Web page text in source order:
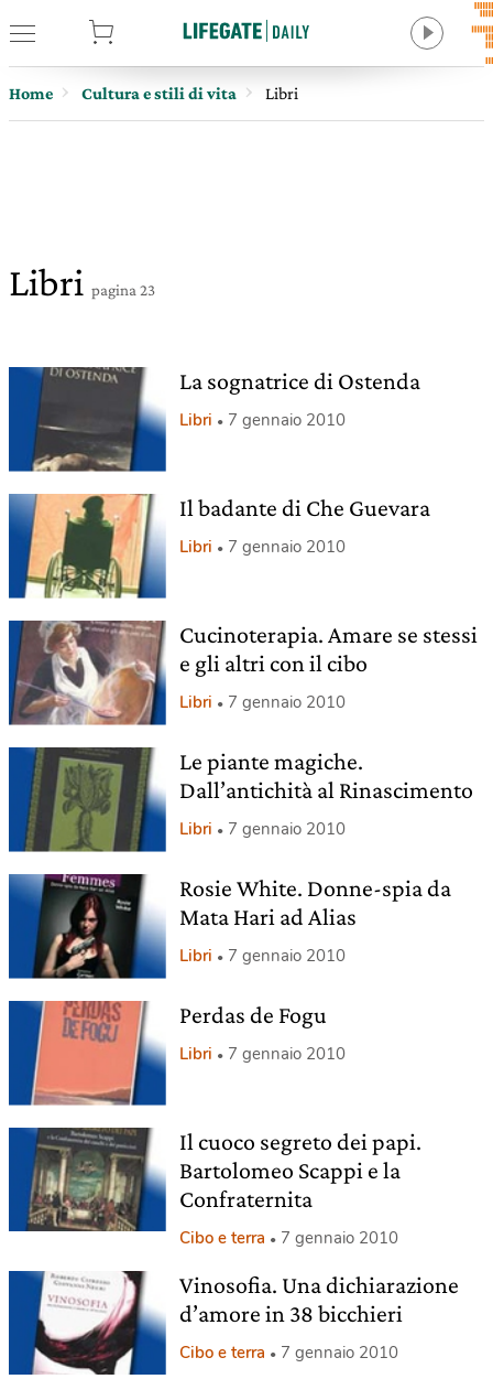
Home Cultura e stili di vita Libri
Libri pagina 23
La sognatrice di Ostenda
Libri 7 gennaio 2010
Il badante di Che Guevara
Libri 7 gennaio 2010
Cucinoterapia. Amare se stessi
e gli altri con il cibo
Libri 7 gennaio 2010
Le piante magiche.
Dall’antichità al Rinascimento
Libri 7 gennaio 2010
Rosie White. Donne-spia da
Mata Hari ad Alias
Libri 7 gennaio 2010
Perdas de Fogu
Libri 7 gennaio 2010
Il cuoco segreto dei papi.
Bartolomeo Scappi e la
Confraternita
Cibo e terra 7 gennaio 2010
Vinosofia. Una dichiarazione
d’amore in 38 bicchieri
Cibo e terra 7 gennaio 2010